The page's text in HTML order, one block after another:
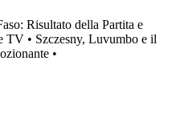
Risultato della Partita e
TV • Szczesny, Luvumbo e il
•